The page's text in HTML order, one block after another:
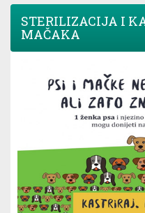
STERILIZACIJA I
MAČAKA